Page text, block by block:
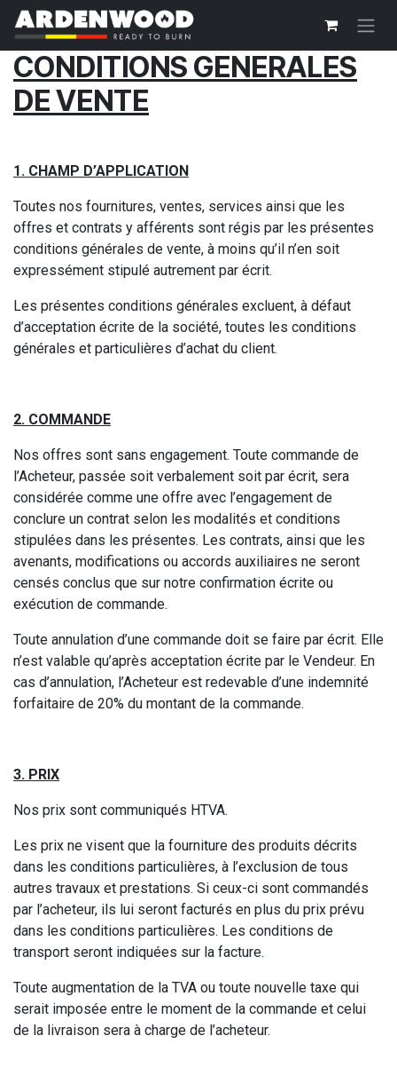
Overslaan naar inhoud
CONDITIONS GENERALES
DE VENTE
1. CHAMP D’APPLICATION
Toutes nos fournitures, ventes, services ainsi que les
offres et contrats y afférents sont régis par les présentes
conditions générales de vente, à moins qu’il n’en soit
expressément stipulé autrement par écrit.
Les présentes conditions générales excluent, à défaut
d’acceptation écrite de la société, toutes les conditions
générales et particulières d’achat du client.
2. COMMANDE
Nos offres sont sans engagement. Toute commande de
l’Acheteur, passée soit verbalement soit par écrit, sera
considérée comme une offre avec l’engagement de
conclure un contrat selon les modalités et conditions
stipulées dans les présentes. Les contrats, ainsi que les
avenants, modifications ou accords auxiliaires ne seront
censés conclus que sur notre confirmation écrite ou
exécution de commande.
Toute annulation d’une commande doit se faire par écrit. Elle
n’est valable qu’après acceptation écrite par le Vendeur. En
cas d’annulation, l’Acheteur est redevable d’une indemnité
forfaitaire de 20% du montant de la commande.
3. PRIX
Nos prix sont communiqués HTVA.
Les prix ne visent que la fourniture des produits décrits
dans les conditions particulières, à l’exclusion de tous
autres travaux et prestations. Si ceux-ci sont commandés
par l’acheteur, ils lui seront facturés en plus du prix prévu
dans les conditions particulières. Les conditions de
transport seront indiquées sur la facture.
Toute augmentation de la TVA ou toute nouvelle taxe qui
serait imposée entre le moment de la commande et celui
de la livraison sera à charge de l’acheteur.